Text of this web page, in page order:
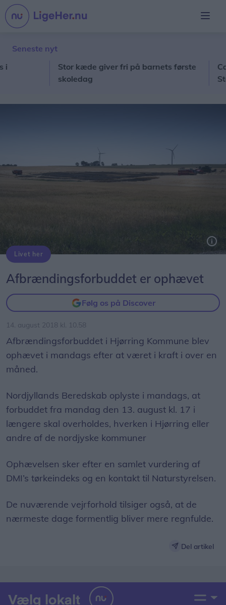
Seneste nyt
Stor kæde giver fri på barnets første
skoledag
Capu
under
Livet her
Afbrændingsforbuddet er ophævet
Følg os på Discover
14. august 2018 kl. 10.58
Afbrændingsforbuddet i Hjørring Kommune blev
ophævet i mandags efter at været i kraft i over en
måned.
Nordjyllands Beredskab oplyste i mandags, at
forbuddet fra mandag den 13. august kl. 17 i
længere skal overholdes, hverken i Hjørring eller
andre af de nordjyske kommuner
Ophævelsen sker efter en samlet vurdering af
DMI’s tørkeindeks og en kontakt til Naturstyrelsen.
De nuværende vejrforhold tilsiger også, at de
nærmeste dage formentlig bliver mere regnfulde.
Del artikel